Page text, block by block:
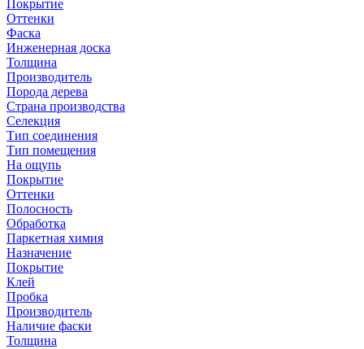
Покрытие
Оттенки
Фаска
Инженерная доска
Толщина
Производитель
Порода дерева
Страна производства
Селекция
Тип соединения
Тип помещения
На ощупь
Покрытие
Оттенки
Полосность
Обработка
Паркетная химия
Назначение
Покрытие
Клей
Пробка
Производитель
Наличие фаски
Толщина